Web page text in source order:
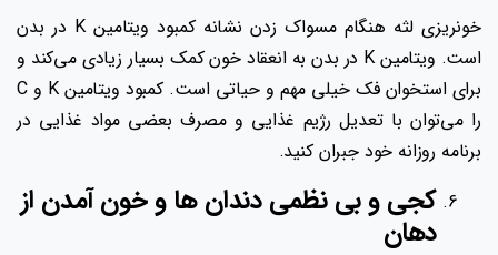
خونریزی لثه هنگام مسواک زدن نشانه کمبود ویتامین K در بدن
است. ویتامین K در بدن به انعقاد خون کمک بسیار زیادی می‌کند و
برای استخوان فک خیلی مهم و حیاتی است. کمبود ویتامین K و C
را می‌توان با تعدیل رژیم غذایی و مصرف بعضی مواد غذایی در
برنامه‌ روزانه خود جبران کنید.
کجی و بی‌ نظمی دندان‌ ها و خون آمدن از
دهان